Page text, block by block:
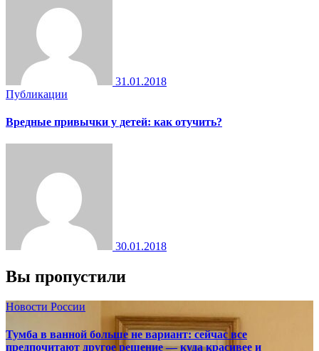
31.01.2018
Публикации
Вредные привычки у детей: как отучить?
30.01.2018
Вы пропустили
Новости России
Тумба в ванной больше не вариант: сейчас все
предпочитают другое решение — куда красивее и